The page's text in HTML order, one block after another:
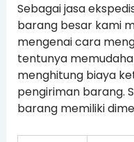
Sebagai jasa
barang besar kami
mengenai cara
tentunya
menghitung biaya
pengiriman barang.
barang memiliki